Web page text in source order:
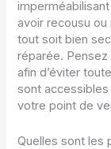
avoir recousu
tout soit bien
réparée.
afin d’éviter
sont
votre point de
Quelles sont les